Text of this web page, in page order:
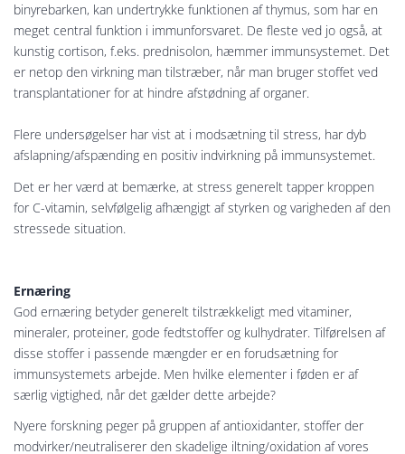
binyrebarken, kan undertrykke funktionen af thymus, som har en
meget central funktion i immunforsvaret. De fleste ved jo også, at
kunstig cortison, f.eks. prednisolon, hæmmer immunsystemet. Det
er netop den virkning man tilstræber, når man bruger stoffet ved
transplantationer for at hindre afstødning af organer.
Flere undersøgelser har vist at i modsætning til stress, har dyb
afslapning/afspænding en positiv indvirkning på immunsystemet.
Det er her værd at bemærke, at stress generelt tapper kroppen
for C-vitamin, selvfølgelig afhængigt af styrken og varigheden af den
stressede situation.
Ernæring
God ernæring betyder generelt tilstrækkeligt med vitaminer,
mineraler, proteiner, gode fedtstoffer og kulhydrater. Tilførelsen af
disse stoffer i passende mængder er en forudsætning for
immunsystemets arbejde. Men hvilke elementer i føden er af
særlig vigtighed, når det gælder dette arbejde?
Nyere forskning peger på gruppen af antioxidanter, stoffer der
modvirker/neutraliserer den skadelige iltning/oxidation af vores